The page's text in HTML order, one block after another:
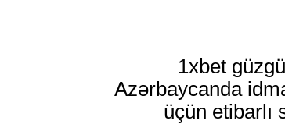
1xbet
Azərbaycanda
üçün etibarlı